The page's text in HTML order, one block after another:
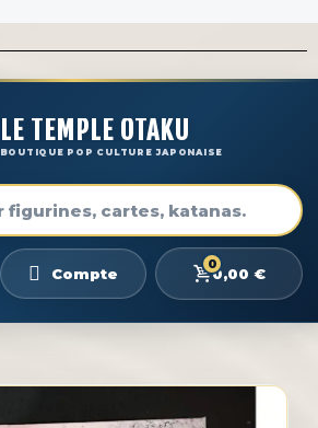
LE TEMPLE OTAKU
BOUTIQUE POP CULTURE JAPONAISE
Compte
0
0,00 €